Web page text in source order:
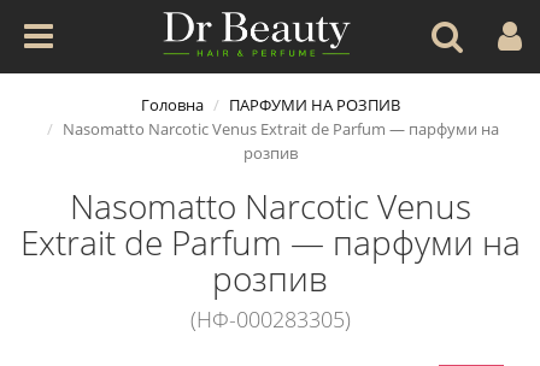
Головна
ПАРФУМИ НА РОЗПИВ
Nasomatto Narcotic Venus Extrait de Parfum — парфуми на
розпив
Nasomatto Narcotic Venus
Extrait de Parfum — парфуми на
розпив
(НФ-000283305)